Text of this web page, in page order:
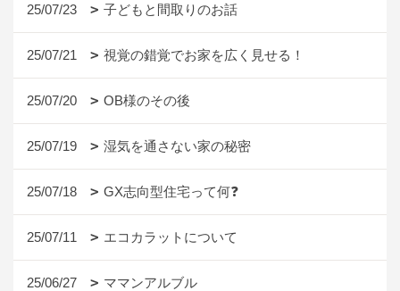
25/07/23 子どもと間取りのお話
25/07/21 視覚の錯覚でお家を広く見せる！
25/07/20 OB様のその後
25/07/19 湿気を通さない家の秘密
25/07/18 GX志向型住宅って何❓
25/07/11 エコカラットについて
25/06/27 ママンアルブル